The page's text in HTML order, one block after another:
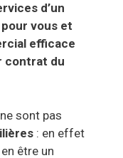
d’un
vous et
efficace
contrat du
sont pas
: en effet
être un